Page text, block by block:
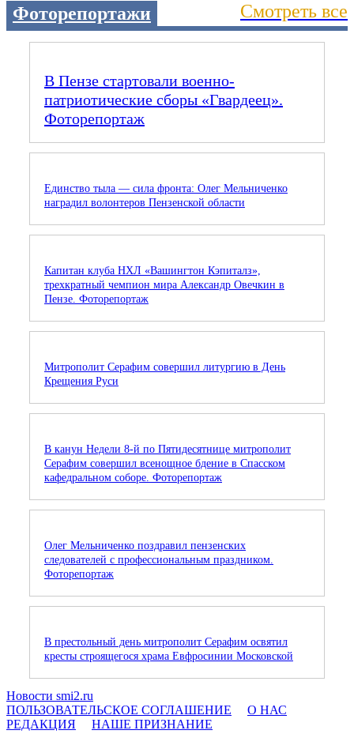
Фоторепортажи Смотреть все
В Пензе стартовали военно-
патриотические сборы «Гвардеец».
Фоторепортаж
Единство тыла — сила фронта: Олег Мельниченко
наградил волонтеров Пензенской области
Капитан клуба НХЛ «Вашингтон Кэпиталз»,
трехкратный чемпион мира Александр Овечкин в
Пензе. Фоторепортаж
Митрополит Серафим совершил литургию в День
Крещения Руси
В канун Недели 8-й по Пятидесятнице митрополит
Серафим совершил всенощное бдение в Спасском
кафедральном соборе. Фоторепортаж
Олег Мельниченко поздравил пензенских
следователей с профессиональным праздником.
Фоторепортаж
В престольный день митрополит Серафим освятил
кресты строящегося храма Евфросинии Московской
Новости smi2.ru
ПОЛЬЗОВАТЕЛЬСКОЕ СОГЛАШЕНИЕ
О НАС
РЕДАКЦИЯ
НАШЕ ПРИЗНАНИЕ